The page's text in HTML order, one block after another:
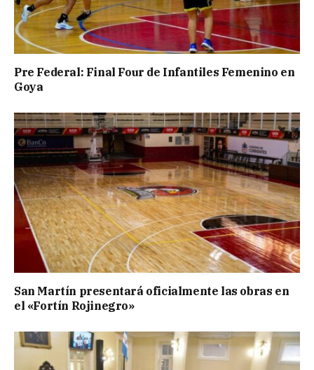
Pre Federal: Final Four de Infantiles Femenino en
Goya
San Martín presentará oficialmente las obras en
el «Fortín Rojinegro»